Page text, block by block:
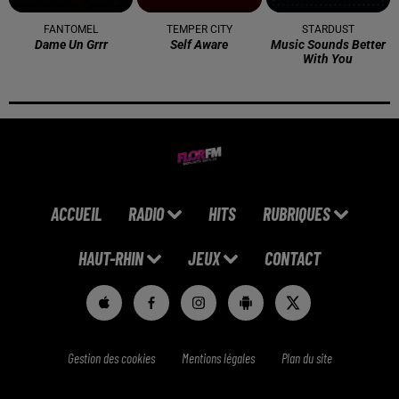
FANTOMEL
Dame Un Grrr
TEMPER CITY
Self Aware
STARDUST
Music Sounds Better
With You
ACCUEIL RADIO HITS RUBRIQUES
HAUT-RHIN JEUX CONTACT
Gestion des cookies Mentions légales Plan du site